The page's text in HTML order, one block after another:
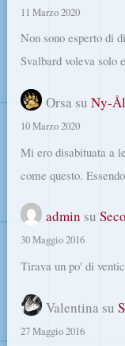
11 Marzo 2020
Non sono esperto di
Svalbard voleva solo
Orsa suNy-
10 Marzo 2020
Mi ero disabituata a
come questo.
admin su
30 Maggio 2016
Tirava un po' di
Valentina su
27 Maggio 2016